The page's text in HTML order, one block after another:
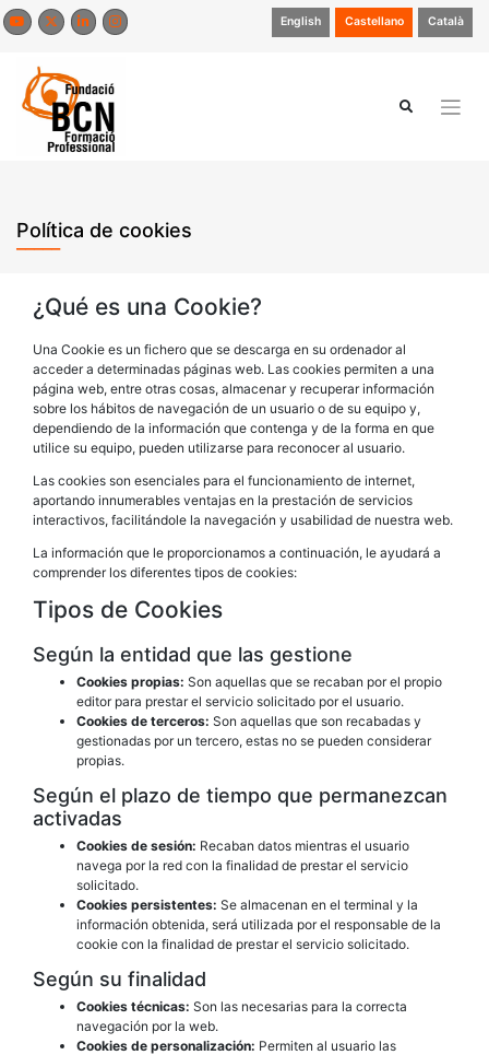
Saltar
al
English Castellano Català
Política de cookies
¿Qué es una Cookie?
Una Cookie es un fichero que se descarga en su ordenador al
acceder a determinadas páginas web. Las cookies permiten a una
página web, entre otras cosas, almacenar y recuperar información
sobre los hábitos de navegación de un usuario o de su equipo y,
dependiendo de la información que contenga y de la forma en que
utilice su equipo, pueden utilizarse para reconocer al usuario.
Las cookies son esenciales para el funcionamiento de internet,
aportando innumerables ventajas en la prestación de servicios
interactivos, facilitándole la navegación y usabilidad de nuestra web.
La información que le proporcionamos a continuación, le ayudará a
comprender los diferentes tipos de cookies:
Tipos de Cookies
Según la entidad que las gestione
Cookies propias: Son aquellas que se recaban por el propio
editor para prestar el servicio solicitado por el usuario.
Cookies de terceros: Son aquellas que son recabadas y
gestionadas por un tercero, estas no se pueden considerar
propias.
Según el plazo de tiempo que permanezcan
activadas
Cookies de sesión: Recaban datos mientras el usuario
navega por la red con la finalidad de prestar el servicio
solicitado.
Cookies persistentes: Se almacenan en el terminal y la
información obtenida, será utilizada por el responsable de la
cookie con la finalidad de prestar el servicio solicitado.
Según su finalidad
Cookies técnicas: Son las necesarias para la correcta
navegación por la web.
Cookies de personalización: Permiten al usuario las